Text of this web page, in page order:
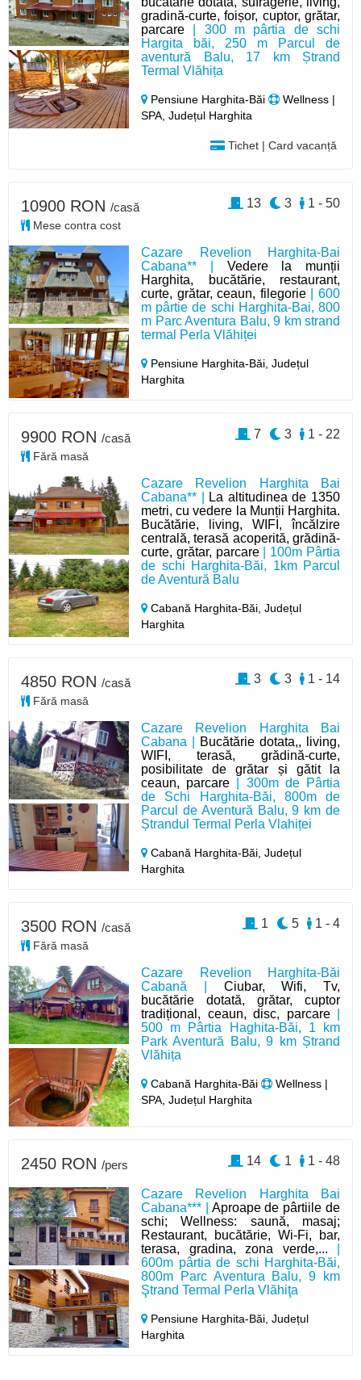
gradină-curte, foișor, cuptor, grătar,
parcare | 300 m pârtia de schi
Hargita băi, 250 m Parcul de
aventură Balu, 17 km Ștrand
Termal Vlăhița
Pensiune Harghita-Băi
Wellness |
SPA, Județul Harghita
Tichet | Card vacanță
Cazare Revelion Harghita-Bai
Cabana** | Vedere la munții
Harghita, bucătărie, restaurant,
curte, grătar, ceaun, filegorie| 600
m pârtie de schi Harghita-Bai, 800
m Parc Aventura Balu, 9 km strand
termal Perla Vlăhiței
Pensiune Harghita-Băi,Județul
Harghita
10900 RON /casă
Mese contra cost
1 - 50
3
13
Cazare Revelion Harghita Bai
Cabana** |
La altitudinea de 1350
metri, cu vedere la Munții Harghita.
Bucătărie, living, WIFI, încălzire
centrală, terasă acoperită, grădină-
curte, grătar, parcare| 100m Pârtia
de schi Harghita-Băi, 1km Parcul
de Aventură Balu
Cabană Harghita-Băi,Județul
Harghita
9900 RON /casă
Fără masă
1 - 22
3
7
Cazare Revelion Harghita Bai
Cabana |
Bucătărie dotata,, living,
WIFI, terasă, grădină-curte,
posibilitate de grătar și gătit la
ceaun, parcare | 300m de Pârtia
de Schi Harghita-Băi, 800m de
Parcul de Aventură Balu, 9 km de
Ștrandul Termal Perla Vlahiței
Cabană Harghita-Băi,Județul
Harghita
4850 RON /casă
Fără masă
1 - 14
3
3
Cazare Revelion Harghita-Băi
Cabană | Ciubar, Wifi, Tv,
bucătărie dotată, grătar, cuptor
tradițional, ceaun, disc, parcare|
500 m Pârtia Haghita-Băi, 1 km
Park Aventură Balu, 9 km Ștrand
Vlăhița
Cabană Harghita-Băi
Wellness |
SPA, Județul Harghita
3500 RON /casă
Fără masă
1 - 4
5
1
Cazare Revelion Harghita Bai
Cabana*** | Aproape de pârtiile de
schi; Wellness: saună, masaj;
Restaurant, bucătărie, Wi-Fi, bar,
terasa, gradina, zona verde,...
600m pârtia de schi Harghita-Băi,
800m Parc Aventura Balu, 9 km
Ştrand Termal Perla Vlăhiţa
Pensiune Harghita-Băi,Județul
Harghita
2450 RON /pers 1 - 48
1
14